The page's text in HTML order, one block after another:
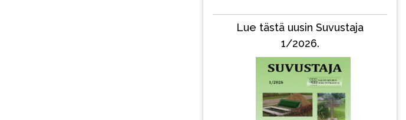
Lue tästä uusin Suvustaja
1/2026.